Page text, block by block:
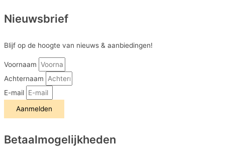
Nieuwsbrief
Blijf op de hoogte van nieuws & aanbiedingen!
Voornaam
Achternaam
E-mail
Aanmelden
Betaalmogelijkheden